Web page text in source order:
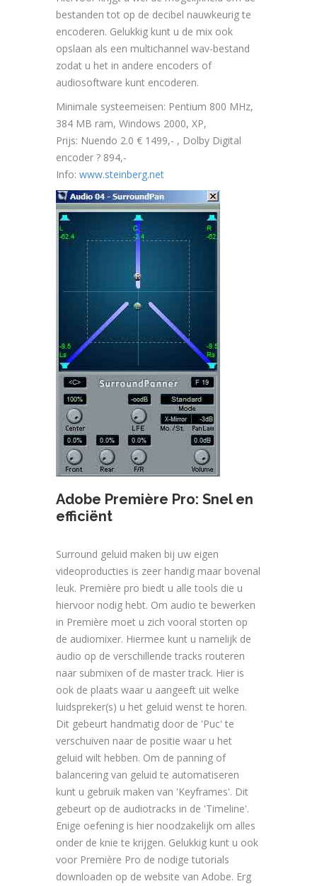
bestanden tot op de decibel nauwkeurig te
encoderen. Gelukkig kunt u de mix ook
opslaan als een multichannel wav-bestand
zodat u het in andere encoders of
audiosoftware kunt encoderen.
Minimale systeemeisen: Pentium 800 MHz,
384 MB ram, Windows 2000, XP,
Prijs: Nuendo 2.0 € 1499,- , Dolby Digital
encoder ? 894,-
Info: www.steinberg.net
Adobe Première Pro: Snel en
efficiënt
Surround geluid maken bij uw eigen
videoproducties is zeer handig maar bovenal
leuk. Première pro biedt u alle tools die u
hiervoor nodig hebt. Om audio te bewerken
in Première moet u zich vooral storten op
de audiomixer. Hiermee kunt u namelijk de
audio op de verschillende tracks routeren
naar submixen of de master track. Hier is
ook de plaats waar u aangeeft uit welke
luidspreker(s) u het geluid wenst te horen.
Dit gebeurt handmatig door de 'Puc' te
verschuiven naar de positie waar u het
geluid wilt hebben. Om de panning of
balancering van geluid te automatiseren
kunt u gebruik maken van 'Keyframes'. Dit
gebeurt op de audiotracks in de 'Timeline'.
Enige oefening is hier noodzakelijk om alles
onder de knie te krijgen. Gelukkig kunt u ook
voor Première Pro de nodige tutorials
downloaden op de website van Adobe. Erg